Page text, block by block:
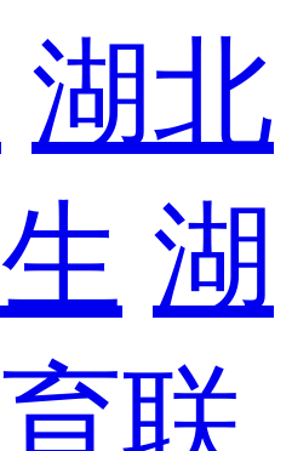
湖北
湖
联